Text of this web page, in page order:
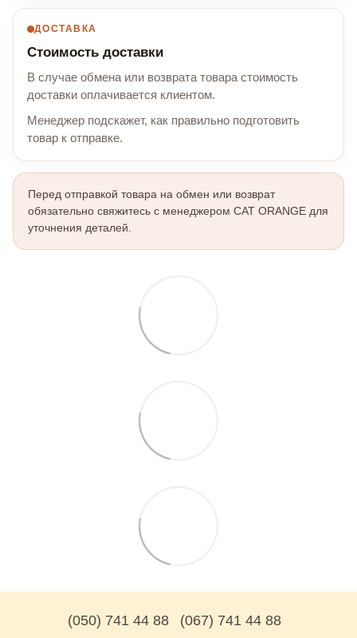
ДОСТАВКА
Стоимость доставки
В случае обмена или возврата товара стоимость
доставки оплачивается клиентом.
Менеджер подскажет, как правильно подготовить
товар к отправке.
Перед отправкой товара на обмен или возврат
обязательно свяжитесь с менеджером CAT ORANGE для
уточнения деталей.
(050) 741 44 88 (067) 741 44 88